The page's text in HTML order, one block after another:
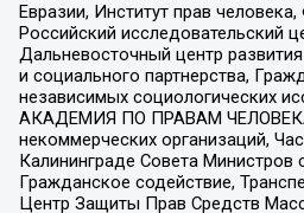
Евразии, Институт прав
Российский исследовательский
Дальневосточный центр
и социального партнерства,
независимых социологических
АКАДЕМИЯ ПО ПРАВАМ
некоммерческих организаций,
Калининграде Совета Министров
Гражданское содействие,
Центр Защиты Прав Средств